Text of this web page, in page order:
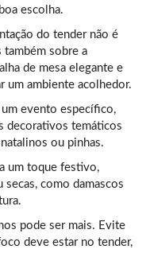
escolha.
do tender não é
também sobre a
de mesa elegante e
um ambiente acolhedor.
um evento específico,
decorativos temáticos
ou pinhas.
um toque festivo,
como damascos
pode ser mais. Evite
deve estar no tender,